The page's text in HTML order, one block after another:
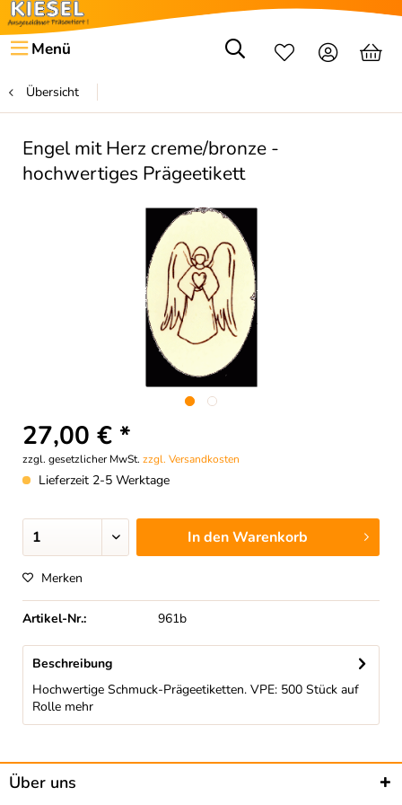
Menü
Übersicht
Engel mit Herz creme/bronze -
hochwertiges Prägeetikett
27,00 € *
zzgl. gesetzlicher MwSt. zzgl. Versandkosten
Lieferzeit 2-5 Werktage
In denWarenkorb
Merken
Artikel-Nr.: 961b
Beschreibung
Hochwertige Schmuck-Prägeetiketten. VPE: 500 Stück auf
Rolle mehr
Über uns